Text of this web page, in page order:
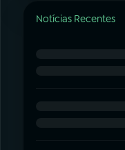
Notícias Recentes